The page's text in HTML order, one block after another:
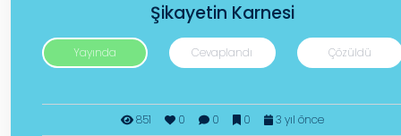
Şikayetin Karnesi
Yayında Cevaplandı Çözüldü
851 0 0 0 3 yıl önce